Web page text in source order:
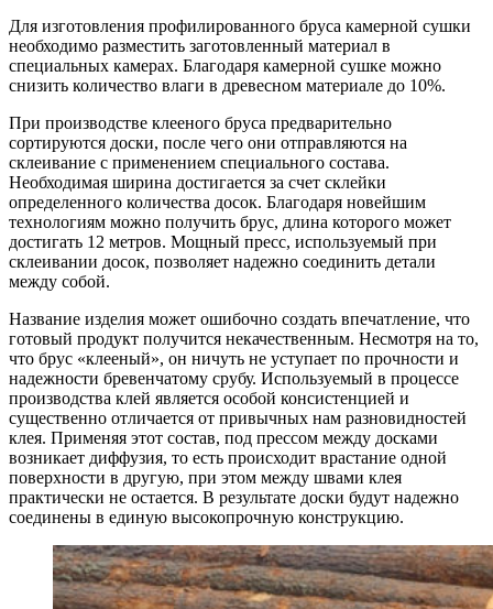
Для изготовления профилированного бруса камерной сушки
необходимо разместить заготовленный материал в
специальных камерах. Благодаря камерной сушке можно
снизить количество влаги в древесном материале до 10%.
При производстве клееного бруса предварительно
сортируются доски, после чего они отправляются на
склеивание с применением специального состава.
Необходимая ширина достигается за счет склейки
определенного количества досок. Благодаря новейшим
технологиям можно получить брус, длина которого может
достигать 12 метров. Мощный пресс, используемый при
склеивании досок, позволяет надежно соединить детали
между собой.
Название изделия может ошибочно создать впечатление, что
готовый продукт получится некачественным. Несмотря на то,
что брус «клееный», он ничуть не уступает по прочности и
надежности бревенчатому срубу. Используемый в процессе
производства клей является особой консистенцией и
существенно отличается от привычных нам разновидностей
клея. Применяя этот состав, под прессом между досками
возникает диффузия, то есть происходит врастание одной
поверхности в другую, при этом между швами клея
практически не остается. В результате доски будут надежно
соединены в единую высокопрочную конструкцию.